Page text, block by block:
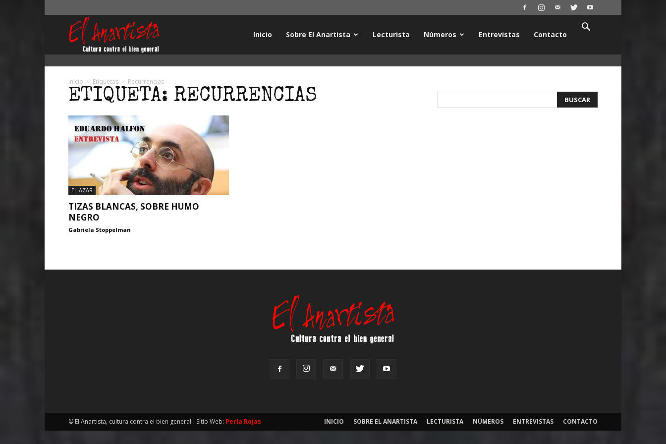
Inicio Sobre El Anartista Lecturista Números Entrevistas Contacto
Inicio Etiquetas Recurrencias
ETIQUETA: RECURRENCIAS
EL AZAR
TIZAS BLANCAS, SOBRE HUMO
NEGRO
Gabriela Stoppelman
INICIO SOBRE EL ANARTISTA LECTURISTA NÚMEROS ENTREVISTAS CONTACTO
© El Anartista, cultura contra el bien general - Sitio Web: Perla Rojas